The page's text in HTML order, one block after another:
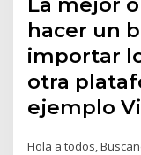
hacer un
importar
otra
ejemplo
Hola a todos,